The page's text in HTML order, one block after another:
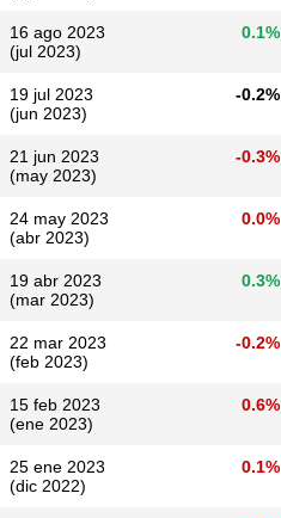
16 ago 2023
(jul 2023)
0.1%
19 jul 2023
(jun 2023)
-0.2%
21 jun 2023
(may 2023)
-0.3%
24 may 2023
(abr 2023)
0.0%
19 abr 2023
(mar 2023)
0.3%
22 mar 2023
(feb 2023)
-0.2%
15 feb 2023
(ene 2023)
0.6%
25 ene 2023
(dic 2022)
0.1%